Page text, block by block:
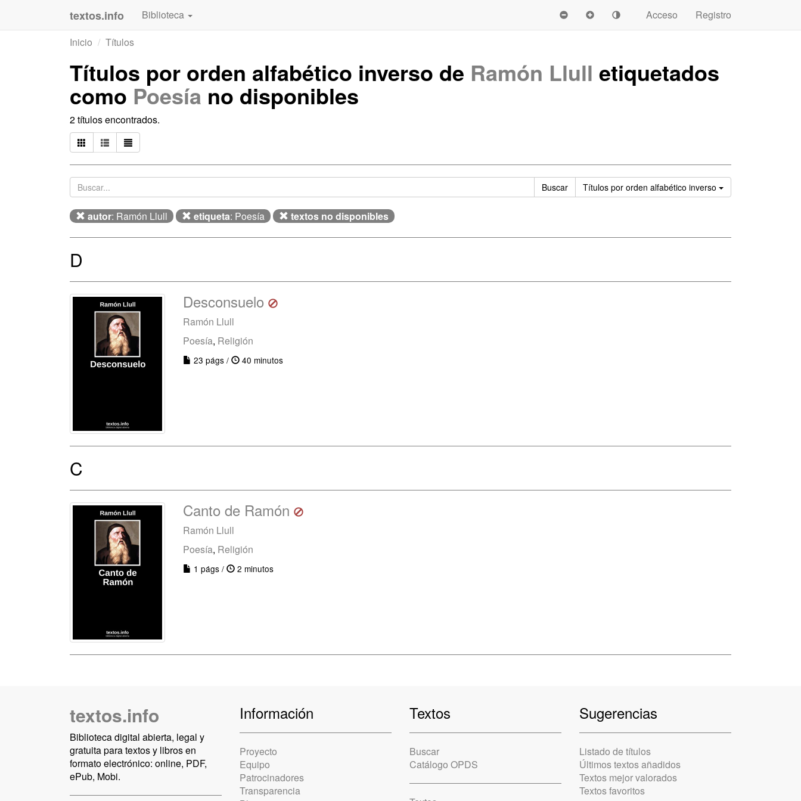
textos.info Biblioteca Acceso
Registro
Inicio
Títulos
Títulos por orden alfabético inverso de Ramón Llull etiquetados
como Poesía no disponibles
2 títulos encontrados.
Buscar Títulos por orden alfabético inverso Ordenar
autor: Ramón Llull etiqueta: Poesía textos no disponibles
D
Desconsuelo
Ramón Llull
Poesía, Religión
23 págs / 40 minutos
C
Canto de Ramón
Ramón Llull
Poesía, Religión
1 págs / 2 minutos
textos.info
Biblioteca digital abierta, legal y
gratuita para textos y libros en
formato electrónico: online, PDF,
ePub, Mobi.
Información
Proyecto
Equipo
Patrocinadores
Transparencia
Textos
Buscar
Catálogo OPDS
Sugerencias
Listado de títulos
Últimos textos añadidos
Textos mejor valorados
Textos favoritos